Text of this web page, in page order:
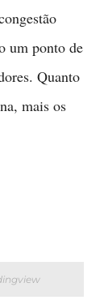
um ponto de
Quanto
mais os